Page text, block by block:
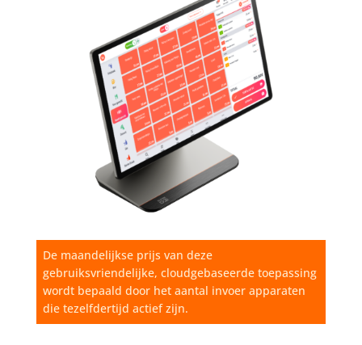
De maandelijkse prijs van deze
gebruiksvriendelijke, cloudgebaseerde toepassing
wordt bepaald door het aantal invoer apparaten
die tezelfdertijd actief zijn.